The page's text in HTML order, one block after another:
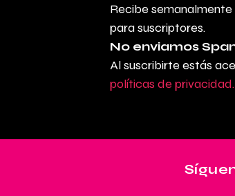
Recibe
para suscriptores.
No enviamos
Al suscribirte estás
políticas de privacidad.